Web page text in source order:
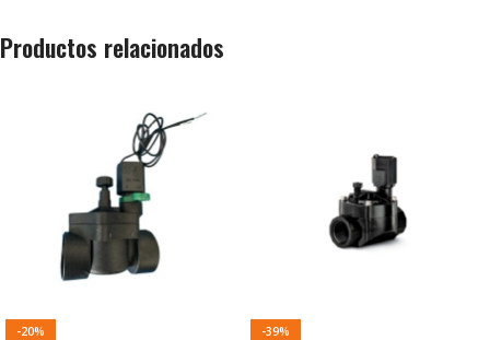
Productos relacionados
-20%
-39%